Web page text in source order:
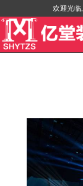
欢迎光临